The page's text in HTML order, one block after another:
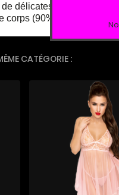
délicatesse - ruban à la
corps (90% polyamide,
CATÉGORIE :